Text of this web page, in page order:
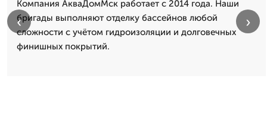
Компания АкваДомМск работает с 2014 года. Наши
бригады выполняют отделку бассейнов любой
сложности с учётом гидроизоляции и долговечных
финишных покрытий.
‹ ›